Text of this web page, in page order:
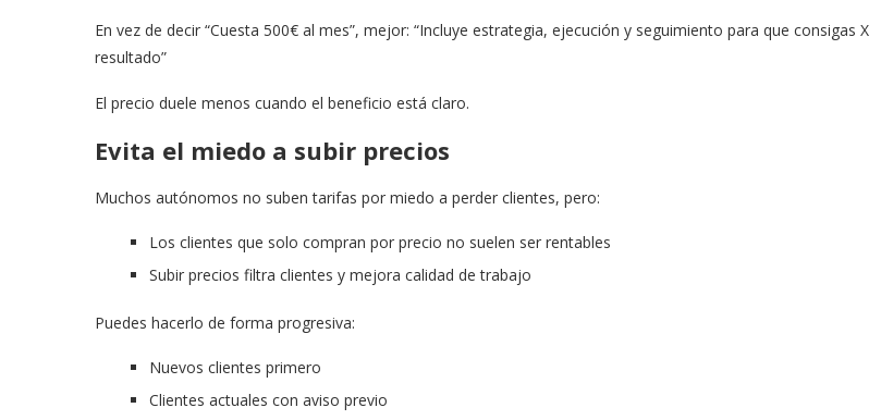
En vez de decir “Cuesta 500€ al mes”, mejor: “Incluye estrategia, ejecución y seguimiento para que consigas X
resultado”
El precio duele menos cuando el beneficio está claro.
Evita el miedo a subir precios
Muchos autónomos no suben tarifas por miedo a perder clientes, pero:
Los clientes que solo compran por precio no suelen ser rentables
Subir precios filtra clientes y mejora calidad de trabajo
Puedes hacerlo de forma progresiva:
Nuevos clientes primero
Clientes actuales con aviso previo